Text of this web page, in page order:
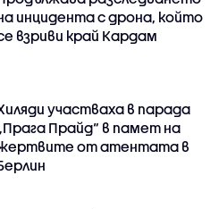
инцидента с дрона, който
взриви край Кардам
участваха в парада
Прайд“ в памет на
от атентата в